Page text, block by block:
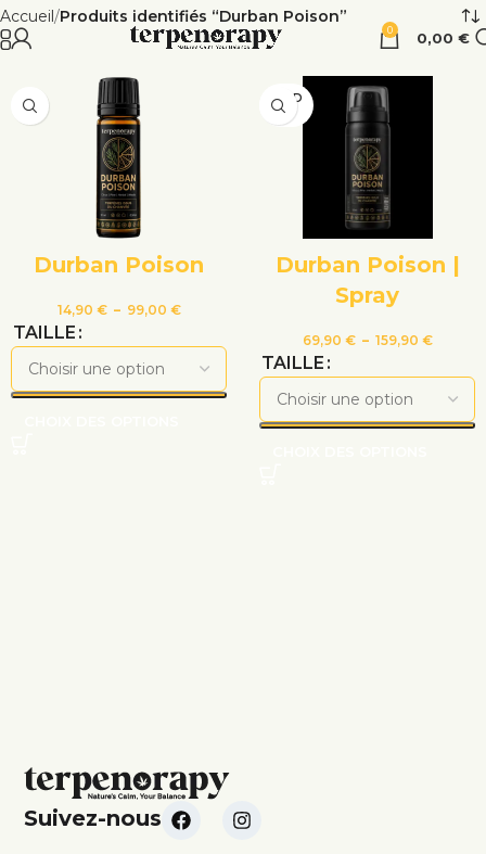
0 0,00 €
Accueil Produits identifiés “Durban Poison”
Durban Poison
14,90 € – 99,00 €
TAILLE
VEND
U
Durban Poison |
Spray
69,90 € – 159,90 €
TAILLE
Suivez-nous